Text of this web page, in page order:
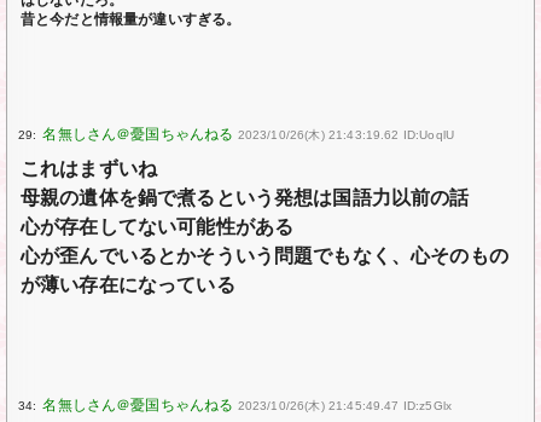
昔と今だと情報量が違いすぎる。
29: 2023/10/26(木) 21:43:19.62 ID:UoqlU
これはまずいね
母親の遺体を鍋で煮るという発想は国語力以前の話
心が存在してない可能性がある
心が歪んでいるとかそういう問題でもなく、心そのもの
が薄い存在になっている
34: 2023/10/26(木) 21:45:49.47 ID:z5Glx